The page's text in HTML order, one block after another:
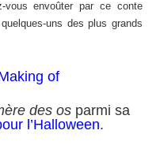
vous envoûter par ce conte
uns des plus grands
of
des osparmi sa
l’Halloween.